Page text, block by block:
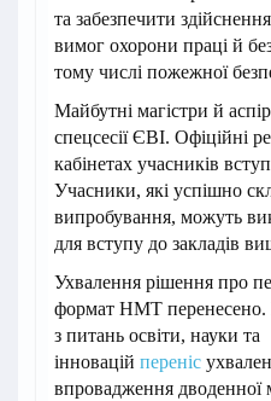
та забезпечити
вимог охорони праці й
тому числі пожежної
Майбутні магістри й
спецсесії ЄВІ. Офіційні
кабінетах учасників
Учасники, які успішно
випробування, можуть
для вступу до закладів
Ухвалення рішення про
формат НМТ перенесено.
з питань освіти, науки та
інновацій переніс
впровадження